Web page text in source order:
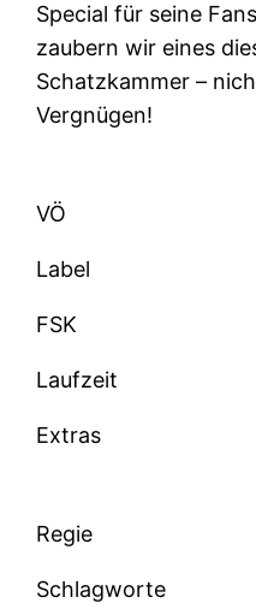
Special für seine
zaubern wir eines
Schatzkammer –
Vergnügen!
VÖ
Label
FSK
Laufzeit
Extras
Regie
Schlagworte